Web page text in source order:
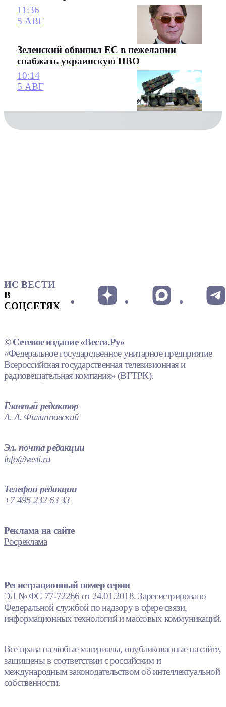
11:36
5 АВГ
Зеленский обвинил ЕС в нежелании
снабжать украинскую ПВО
10:14
5 АВГ
ИС ВЕСТИ
В
СОЦСЕТЯХ
© Сетевое издание «Вести.Ру»
«Федеральное государственное унитарное предприятие
Всероссийская государственная телевизионная и
радиовещательная компания» (ВГТРК).
Главный редактор
А. А. Филипповский
Эл. почта редакции
info@vesti.ru
Телефон редакции
+7 495 232 63 33
Реклама на сайте
Росреклама
Регистрационный номер серии
ЭЛ № ФС 77-72266 от 24.01.2018. Зарегистрировано
Федеральной службой по надзору в сфере связи,
информационных технологий и массовых коммуникаций.
Все права на любые материалы, опубликованные на сайте,
защищены в соответствии с российским и
международным законодательством об интеллектуальной
собственности.